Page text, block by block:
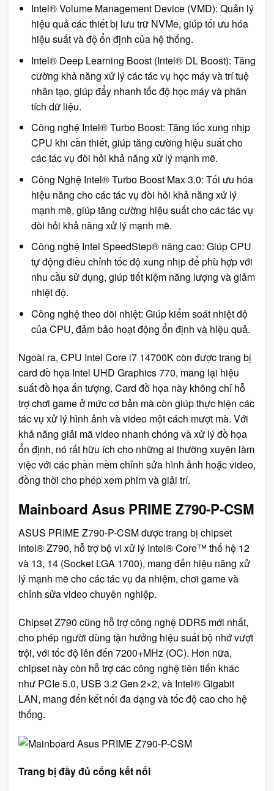
Intel® Volume Management Device (VMD): Quản lý
hiệu quả các thiết bị lưu trữ NVMe, giúp tối ưu hóa
hiệu suất và độ ổn định của hệ thống.
Intel® Deep Learning Boost (Intel® DL Boost): Tăng
cường khả năng xử lý các tác vụ học máy và trí tuệ
nhân tạo, giúp đẩy nhanh tốc độ học máy và phân
tích dữ liệu.
Công nghệ Intel® Turbo Boost: Tăng tốc xung nhịp
CPU khi cần thiết, giúp tăng cường hiệu suất cho
các tác vụ đòi hỏi khả năng xử lý mạnh mẽ.
Công Nghệ Intel® Turbo Boost Max 3.0: Tối ưu hóa
hiệu năng cho các tác vụ đòi hỏi khả năng xử lý
mạnh mẽ, giúp tăng cường hiệu suất cho các tác vụ
đòi hỏi khả năng xử lý mạnh mẽ.
Công nghệ Intel SpeedStep® nâng cao: Giúp CPU
tự động điều chỉnh tốc độ xung nhịp để phù hợp với
nhu cầu sử dụng, giúp tiết kiệm năng lượng và giảm
nhiệt độ.
Công nghệ theo dõi nhiệt: Giúp kiểm soát nhiệt độ
của CPU, đảm bảo hoạt động ổn định và hiệu quả.
Ngoài ra, CPU Intel Core i7 14700K còn được trang bị
card đồ họa Intel UHD Graphics 770, mang lại hiệu
suất đồ họa ấn tượng. Card đồ họa này không chỉ hỗ
trợ chơi game ở mức cơ bản mà còn giúp thực hiện các
tác vụ xử lý hình ảnh và video một cách mượt mà. Với
khả năng giải mã video nhanh chóng và xử lý đồ họa
ổn định, nó rất hữu ích cho những ai thường xuyên làm
việc với các phần mềm chỉnh sửa hình ảnh hoặc video,
đồng thời cho phép xem phim và giải trí.
Mainboard Asus PRIME Z790-P-CSM
ASUS PRIME Z790-P-CSM được trang bị chipset
Intel® Z790, hỗ trợ bộ vi xử lý Intel® Core™ thế hệ 12
và 13, 14 (Socket LGA 1700), mang đến hiệu năng xử
lý mạnh mẽ cho các tác vụ đa nhiệm, chơi game và
chỉnh sửa video chuyên nghiệp.
Chipset Z790 cũng hỗ trợ công nghệ DDR5 mới nhất,
cho phép người dùng tận hưởng hiệu suất bộ nhớ vượt
trội, với tốc độ lên đến 7200+MHz (OC). Hơn nữa,
chipset này còn hỗ trợ các công nghệ tiên tiến khác
như PCIe 5.0, USB 3.2 Gen 2×2, và Intel® Gigabit
LAN, mang đến kết nối đa dạng và tốc độ cao cho hệ
thống.
Trang bị đầy đủ cổng kết nối